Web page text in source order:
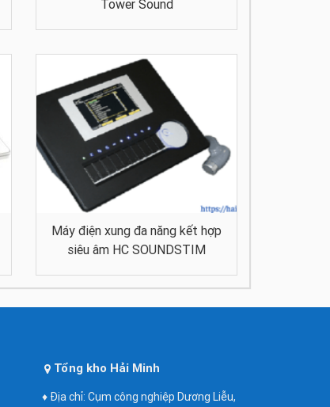
Tower Sound
Máy điện xung đa năng kết hợp
siêu âm HC SOUNDSTIM
Tổng kho Hải Minh
♦ Địa chỉ: Cụm công nghiệp Dương Liễu,